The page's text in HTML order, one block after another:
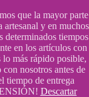
que la mayor parte
artesanal y en muchos
determinados tiempos
en los artículos con
más rápido posible,
nosotros antes de
tiempo de entrega
Descartar